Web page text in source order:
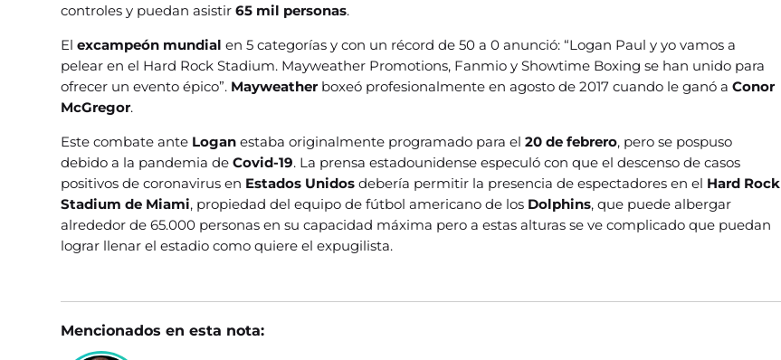
controles y puedan asistir65 mil personas.
Elexcampeón mundial en 5 categorías y con un récord de 50 a 0 anunció: “Logan Paul y yo vamos a
pelear en el Hard Rock Stadium. Mayweather Promotions, Fanmio y Showtime Boxing se han unido para
ofrecer un evento épico”. Mayweather boxeó profesionalmente en agosto de 2017 cuando le ganó a Conor
McGregor.
Este combate ante Loganestaba originalmente programado para el20 de febrero, pero se pospuso
debido a la pandemia deCovid-19. La prensa estadounidense especuló con que el descenso de casos
positivos de coronavirus en Estados Unidosdebería permitir la presencia de espectadores en el Hard Rock
Stadium de Miami, propiedad del equipo de fútbol americano de los Dolphins, que puede albergar
alrededor de 65.000 personas en su capacidad máxima pero a estas alturas se ve complicado que puedan
lograr llenar el estadio como quiere el expugilista.
Mencionados en esta nota: